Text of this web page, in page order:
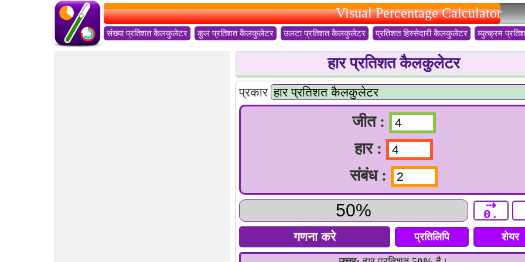
Visual Percentage Calculator
संख्या प्रतिशत कैलकुलेटर कुल प्रतिशत कैलकुलेटर उलटा प्रतिशत कैलकुलेटर प्रतिशत हिस्सेदारी कैलकुलेटर व्युत्क्रम
हार प्रतिशत कैलकुलेटर
प्रकार
जीत :
हार :
संबंध :
⇢
0.
प्रतिलिपि शेयर